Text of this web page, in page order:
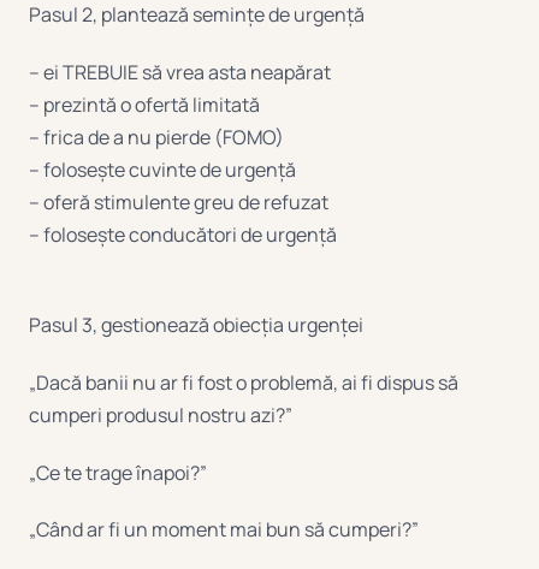
Pasul 2, plantează semințe de urgență
– ei TREBUIE să vrea asta neapărat
– prezintă o ofertă limitată
– frica de a nu pierde (FOMO)
– folosește cuvinte de urgență
– oferă stimulente greu de refuzat
– folosește conducători de urgență
Pasul 3, gestionează obiecția urgenței
„Dacă banii nu ar fi fost o problemă, ai fi dispus să
cumperi produsul nostru azi?”
„Ce te trage înapoi?”
„Când ar fi un moment mai bun să cumperi?”